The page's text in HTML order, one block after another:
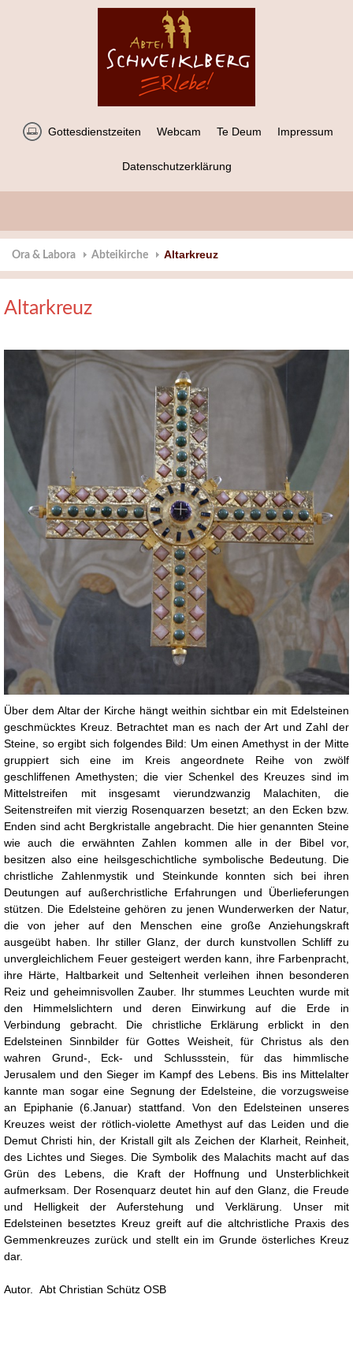
Gottesdienstzeiten Webcam Te Deum Impressum
Datenschutzerklärung
Ora & Labora Abteikirche Altarkreuz
Altarkreuz
Über dem Altar der Kirche hängt weithin sichtbar ein mit Edelsteinen
geschmücktes Kreuz. Betrachtet man es nach der Art und Zahl der
Steine, so ergibt sich folgendes Bild: Um einen Amethyst in der Mitte
gruppiert sich eine im Kreis angeordnete Reihe von zwölf
geschliffenen Amethysten; die vier Schenkel des Kreuzes sind im
Mittelstreifen mit insgesamt vierundzwanzig Malachiten, die
Seitenstreifen mit vierzig Rosenquarzen besetzt; an den Ecken bzw.
Enden sind acht Bergkristalle angebracht. Die hier genannten Steine
wie auch die erwähnten Zahlen kommen alle in der Bibel vor,
besitzen also eine heilsgeschichtliche symbolische Bedeutung. Die
christliche Zahlenmystik und Steinkunde konnten sich bei ihren
Deutungen auf außerchristliche Erfahrungen und Überlieferungen
stützen. Die Edelsteine gehören zu jenen Wunderwerken der Natur,
die von jeher auf den Menschen eine große Anziehungskraft
ausgeübt haben. Ihr stiller Glanz, der durch kunstvollen Schliff zu
unvergleichlichem Feuer gesteigert werden kann, ihre Farbenpracht,
ihre Härte, Haltbarkeit und Seltenheit verleihen ihnen besonderen
Reiz und geheimnisvollen Zauber. Ihr stummes Leuchten wurde mit
den Himmelslichtern und deren Einwirkung auf die Erde in
Verbindung gebracht. Die christliche Erklärung erblickt in den
Edelsteinen Sinnbilder für Gottes Weisheit, für Christus als den
wahren Grund-, Eck- und Schlussstein, für das himmlische
Jerusalem und den Sieger im Kampf des Lebens. Bis ins Mittelalter
kannte man sogar eine Segnung der Edelsteine, die vorzugsweise
an Epiphanie (6.Januar) stattfand. Von den Edelsteinen unseres
Kreuzes weist der rötlich-violette Amethyst auf das Leiden und die
Demut Christi hin, der Kristall gilt als Zeichen der Klarheit, Reinheit,
des Lichtes und Sieges. Die Symbolik des Malachits macht auf das
Grün des Lebens, die Kraft der Hoffnung und Unsterblichkeit
aufmerksam. Der Rosenquarz deutet hin auf den Glanz, die Freude
und Helligkeit der Auferstehung und Verklärung. Unser mit
Edelsteinen besetztes Kreuz greift auf die altchristliche Praxis des
Gemmenkreuzes zurück und stellt ein im Grunde österliches Kreuz
dar.
Autor. Abt Christian Schütz OSB